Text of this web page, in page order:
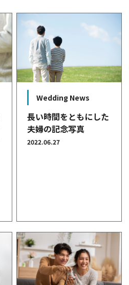
Wedding News
長い時間をともにした
夫婦の記念写真
2022.06.27